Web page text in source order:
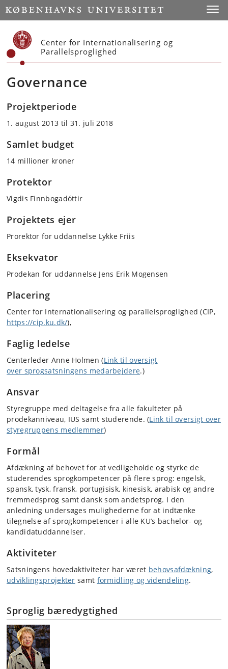
Start
Center for Internationalisering og
Parallelsproglighed
Governance
Projektperiode
1. august 2013 til 31. juli 2018
Samlet budget
14 millioner kroner
Protektor
Vigdis Finnbogadóttir
Projektets ejer
Prorektor for uddannelse Lykke Friis
Eksekvator
Prodekan for uddannelse Jens Erik Mogensen
Placering
Center for Internationalisering og parallelsproglighed (CIP,
https://cip.ku.dk/),
Faglig ledelse
Centerleder Anne Holmen (Link til oversigt
over sprogsatsningens medarbejdere.)
Ansvar
Styregruppe med deltagelse fra alle fakulteter på
prodekanniveau, IUS samt studerende. (Link til oversigt over
styregruppens medlemmer)
Formål
Afdækning af behovet for at vedligeholde og styrke de
studerendes sprogkompetencer på flere sprog: engelsk,
spansk, tysk, fransk, portugisisk, kinesisk, arabisk og andre
fremmedsprog samt dansk som andetsprog. I den
anledning undersøges mulighederne for at indtænke
tilegnelse af sprogkompetencer i alle KU’s bachelor- og
kandidatuddannelser.
Aktiviteter
Satsningens hovedaktiviteter har været behovsafdækning,
udviklingsprojekter samt formidling og videndeling.
Sproglig bæredygtighed